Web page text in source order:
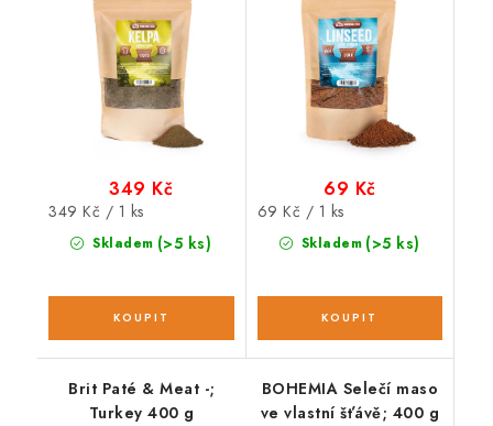
Skladem (>5 ks)
349 Kč
Měrná
cena:
349 Kč / 1 ks
Skladem (>5 ks)
69 Kč
Měrná
cena:
69 Kč / 1 ks
Brit Paté & Meat -;
Turkey 400 g
BOHEMIA Selečí maso
ve vlastní šťávě; 400 g